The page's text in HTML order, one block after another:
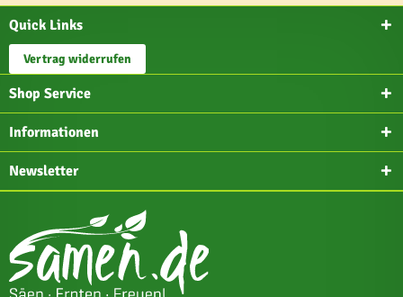
Quick Links
Vertrag widerrufen
Shop Service
Informationen
Newsletter